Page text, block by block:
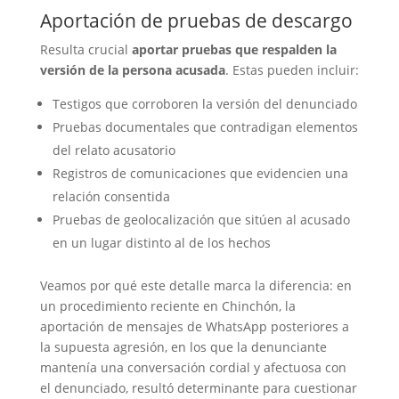
Aportación de pruebas de descargo
Resulta crucial aportar pruebas que respalden la
versión de la persona acusada. Estas pueden incluir:
Testigos que corroboren la versión del denunciado
Pruebas documentales que contradigan elementos
del relato acusatorio
Registros de comunicaciones que evidencien una
relación consentida
Pruebas de geolocalización que sitúen al acusado
en un lugar distinto al de los hechos
Veamos por qué este detalle marca la diferencia: en
un procedimiento reciente en Chinchón, la
aportación de mensajes de WhatsApp posteriores a
la supuesta agresión, en los que la denunciante
mantenía una conversación cordial y afectuosa con
el denunciado, resultó determinante para cuestionar